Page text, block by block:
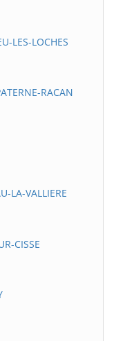
LES-LOCHES
RACAN
LA-VALLIERE
CISSE